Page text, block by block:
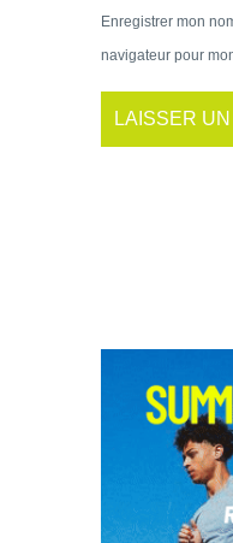
Enregistrer mon
navigateur pour